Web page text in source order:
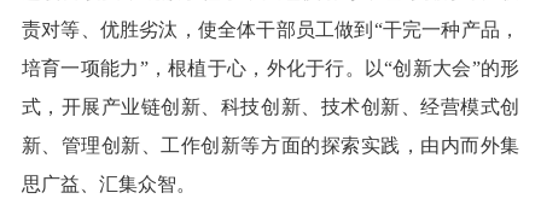
责对等、优胜劣汰，使全体干部员工做到“干完一种产品，
培育一项能力”，根植于心，外化于行。以“创新大会”的形
式，开展产业链创新、科技创新、技术创新、经营模式创
新、管理创新、工作创新等方面的探索实践，由内而外集
思广益、汇集众智。